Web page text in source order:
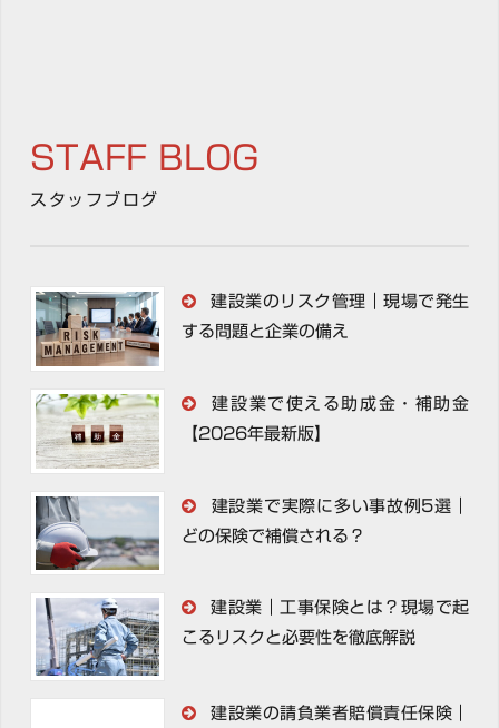
STAFF BLOG
スタッフブログ
建設業のリスク管理｜現場で発生
する問題と企業の備え
建設業で使える助成金・補助金
【2026年最新版】
建設業で実際に多い事故例5選｜
どの保険で補償される？
建設業｜工事保険とは？現場で起
こるリスクと必要性を徹底解説
建設業の請負業者賠償責任保険｜